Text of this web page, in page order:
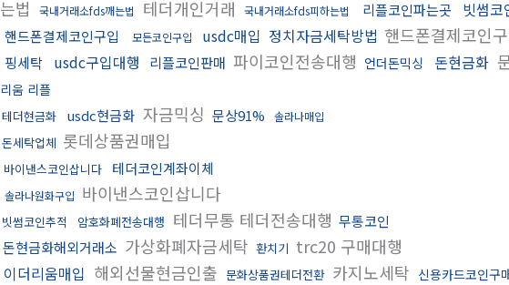
는법
국내거래소fds깨는법 테더개인거래 국내거래소fds피하는법 리플코인파는곳 빗썸코
핸드폰결제코인구입 모든코인구입 usdc매입 정치자금세탁방법 핸드폰결제코인
핑세탁 usdc구입대행 리플코인판매 파이코인전송대행 언더돈믹싱 돈현금화
리움 리플
테더현금화 usdc현금화 자금믹싱 문상91% 솔라나매입
돈세탁업체 롯데상품권매입
바이낸스코인삽니다 테더코인계좌이체
솔라나원화구입 바이낸스코인삽니다
빗썸코인추적 암호화폐전송대행 테더무통 테더전송대행 무통코인
돈현금화해외거래소 가상화폐자금세탁 환치기 trc20 구매대행
이더리움매입 해외선물현금인출 문화상품권테더전환 카지노세탁 신용카드코인구